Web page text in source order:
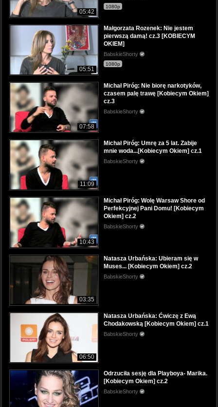
05:42
1080p
05:51
Małgorzata Rozenek: Nie jestem
pierwszą damą! cz.3 [KOBIECYM
OKIEM]
BabskieShorty
1080p
07:58
Michał Piróg: Nie biorę narkotyków,
czasem palę trawę [Kobiecym Okiem]
cz.3
BabskieShorty
11:09
Michał Piróg: Umrę za 5 lat. Zabije
mnie woda...[Kobiecym Okiem] cz.1
BabskieShorty
10:43
Michał Piróg: Wolę Warsaw Shore od
Perfekcyjnej Pani Domu! [Kobiecym
Okiem] cz.2
BabskieShorty
03:35
Natasza Urbańska: Ubieram się w
Muses... [Kobiecym Okiem] cz.2
BabskieShorty
06:50
Natasza Urbańska: Ćwiczę z Ewą
Chodakowską [Kobiecym Okiem] cz.1
BabskieShorty
Odrzuciła sesję dla Playboya- Marika.
[Kobiecym Okiem] cz.2
BabskieShorty